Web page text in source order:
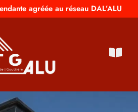
agréée au réseau DAL’ALU